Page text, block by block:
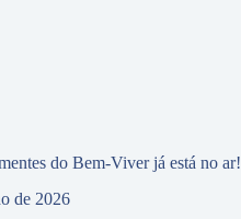
do Bem-Viver já está no ar!
de 2026